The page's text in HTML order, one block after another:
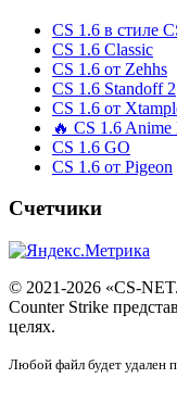
CS 1.6 в стиле
CS 1.6 Classic
CS 1.6 от Zehhs
CS 1.6 Standoff 2
CS 1.6 от
🔥 CS 1.6 Anime
CS 1.6 GO
CS 1.6 от Pigeon
Счетчики
© 2021-2026 «CS-
Counter Strike
целях.
Любой файл будет удален